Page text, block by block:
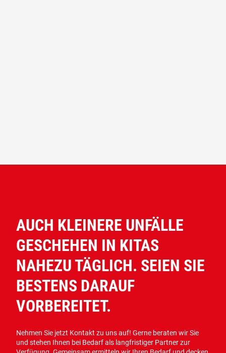
AUCH KLEINERE UNFÄLLE
GESCHEHEN IN KITAS
NAHEZU TÄGLICH. SEIEN SIE
BESTENS DARAUF
VORBEREITET.
Nehmen Sie jetzt Kontakt zu uns auf! Gerne beraten wir Sie
und stehen Ihnen bei Bedarf als langfristiger Partner zur